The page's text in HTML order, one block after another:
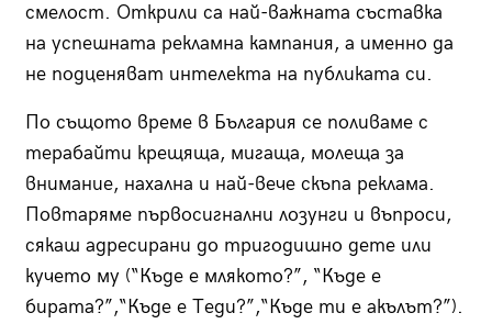
смелост. Открили са най-важната съставка
на успешната рекламна кампания, а именно да
не подценяват интелекта на публиката си.
По същото време в България се поливаме с
терабайти крещяща, мигаща, молеща за
внимание, нахална и най-вече скъпа реклама.
Повтаряме първосигнални лозунги и въпроси,
сякаш адресирани до тригодишно дете или
кучето му (“Къде е млякото?”, “Къде е
бирата?”,“Къде е Теди?”,“Къде ти е акълът?”).